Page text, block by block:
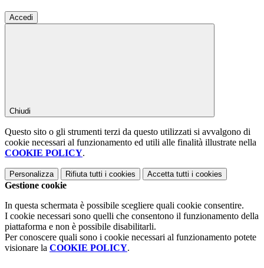
Accedi
Chiudi
Questo sito o gli strumenti terzi da questo utilizzati si avvalgono di
cookie necessari al funzionamento ed utili alle finalità illustrate nella
COOKIE POLICY.
Personalizza Rifiuta tutti i cookies Accetta tutti i cookies
Gestione cookie
In questa schermata è possibile scegliere quali cookie consentire.
I cookie necessari sono quelli che consentono il funzionamento della
piattaforma e non è possibile disabilitarli.
Per conoscere quali sono i cookie necessari al funzionamento potete
visionare la COOKIE POLICY.